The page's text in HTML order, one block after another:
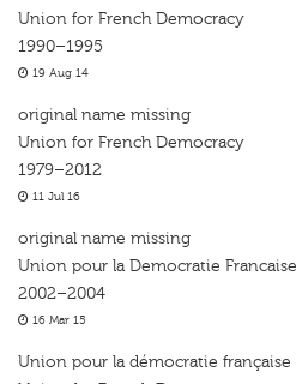
Union for French Democracy
1990–1995
19 Aug 14
original name missing
Union for French Democracy
1979–2012
11 Jul 16
original name missing
Union pour la Democratie Francaise
2002–2004
16 Mar 15
Union pour la démocratie française